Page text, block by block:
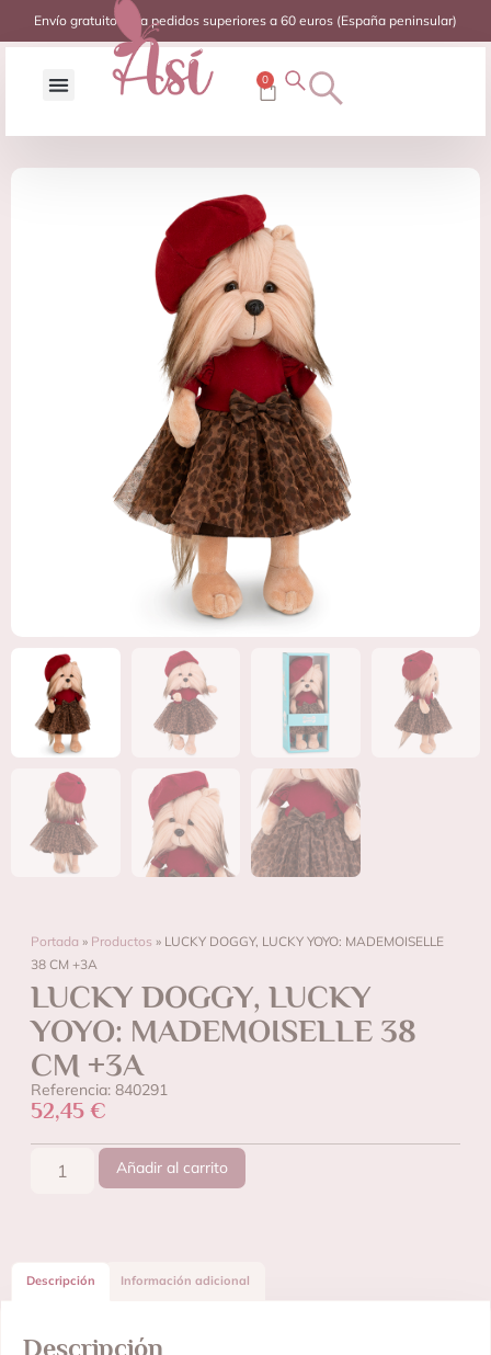
Envío gratuito para pedidos superiores a 60 euros (España peninsular)
0
Portada » Productos » LUCKY DOGGY, LUCKY YOYO: MADEMOISELLE
38 CM +3A
LUCKY DOGGY, LUCKY
YOYO: MADEMOISELLE 38
CM +3A
Referencia: 840291
52,45 €
Añadir al carrito
Descripción Información adicional
Descripción